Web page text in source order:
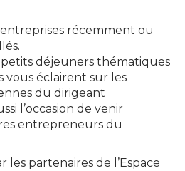
récemment ou
déjeuners thématiques
vous éclairent sur les
du dirigeant
l’occasion de venir
entrepreneurs du
les partenaires de l’Espace